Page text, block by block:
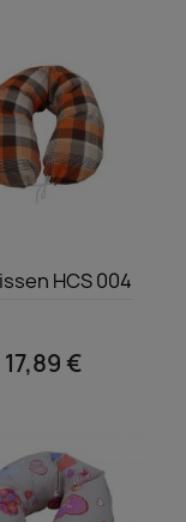
Vorschau
HCS 004
17,89 €